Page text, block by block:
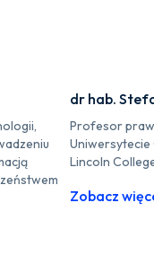
dr hab.
Profesor
Lincoln
Zobacz